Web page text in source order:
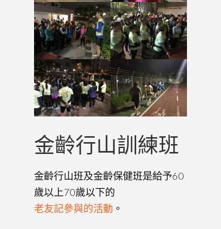
金齡行山訓練班
金齡行山班及金齡保健班是給予60
歲以上70歲以下的
老友記參與的活動 。